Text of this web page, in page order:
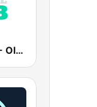
UrbanRadio - Old School R&B